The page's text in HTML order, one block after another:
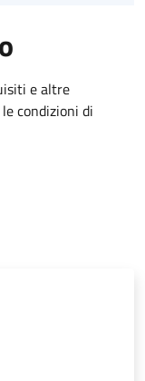
e altre
condizioni di